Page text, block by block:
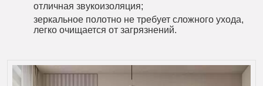
отличная звукоизоляция;
зеркальное полотно не требует сложного ухода,
легко очищается от загрязнений.